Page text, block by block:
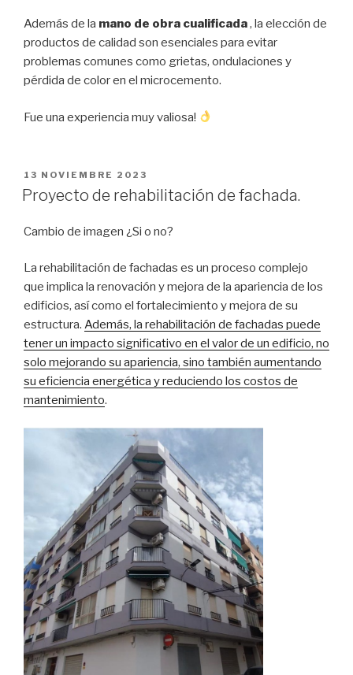
Además de la mano de obra cualificada, la elección de
productos de calidad son esenciales para evitar
problemas comunes como grietas, ondulaciones y
pérdida de color en el microcemento.
Fue una experiencia muy valiosa!
PUBLICADO
EL
13 NOVIEMBRE 2023
Proyecto de rehabilitación de fachada.
Cambio de imagen ¿Si o no?
La rehabilitación de fachadas es un proceso complejo
que implica la renovación y mejora de la apariencia de los
edificios, así como el fortalecimiento y mejora de su
estructura. Además, la rehabilitación de fachadas puede
tener un impacto significativo en el valor de un edificio, no
solo mejorando su apariencia, sino también aumentando
su eficiencia energética y reduciendo los costos de
mantenimiento.